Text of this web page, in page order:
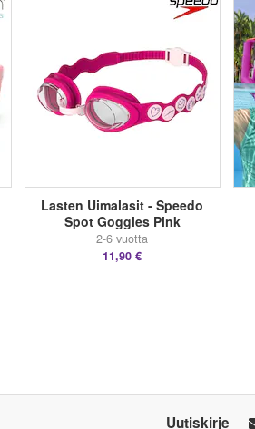
Lasten Uimalasit - Speedo
Spot Goggles Pink
2-6 vuotta
11,90 €
Uutiskirje